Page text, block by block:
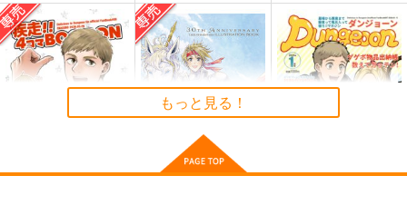
palette
あったかタオル
1,100円 （税込）
KYUN
あったかタオル
1,100円（税込）
サンプル
作品詳細
柱と隊士と鎹鴉。
SK'S
787円（税込）
冨岡義勇
もっと見る！